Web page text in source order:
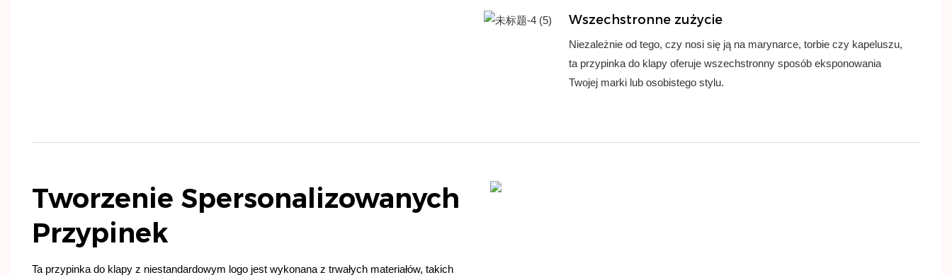
Wszechstronne zużycie
Niezależnie od tego, czy nosi się ją na marynarce, torbie czy kapeluszu,
ta przypinka do klapy oferuje wszechstronny sposób eksponowania
Twojej marki lub osobistego stylu.
Tworzenie Spersonalizowanych
Przypinek
Ta przypinka do klapy z niestandardowym logo jest wykonana z trwałych materiałów, takich